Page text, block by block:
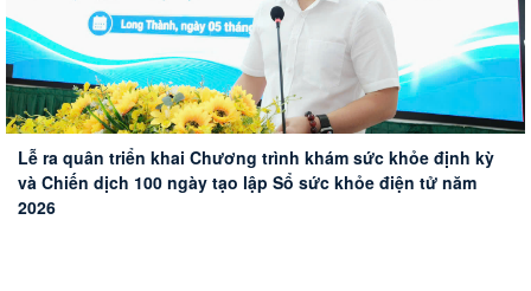
Triển khai hiệu quả tín dụng chính sách xã hội trên địa bàn
phường Long Thành
Phường Long Thành xử lý 10 trường hợp vi phạm hành
chính về trật tự xây dựng
Lễ ra quân triển khai Chương trình khám sức khỏe định kỳ
và Chiến dịch 100 ngày tạo lập Sổ sức khỏe điện tử năm
2026
Đoàn công tác HĐND thành phố Huế khảo sát thực tế Sân
bay Long Thành